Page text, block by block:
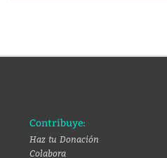
Contribuye:
Haz tu Donación
Colabora